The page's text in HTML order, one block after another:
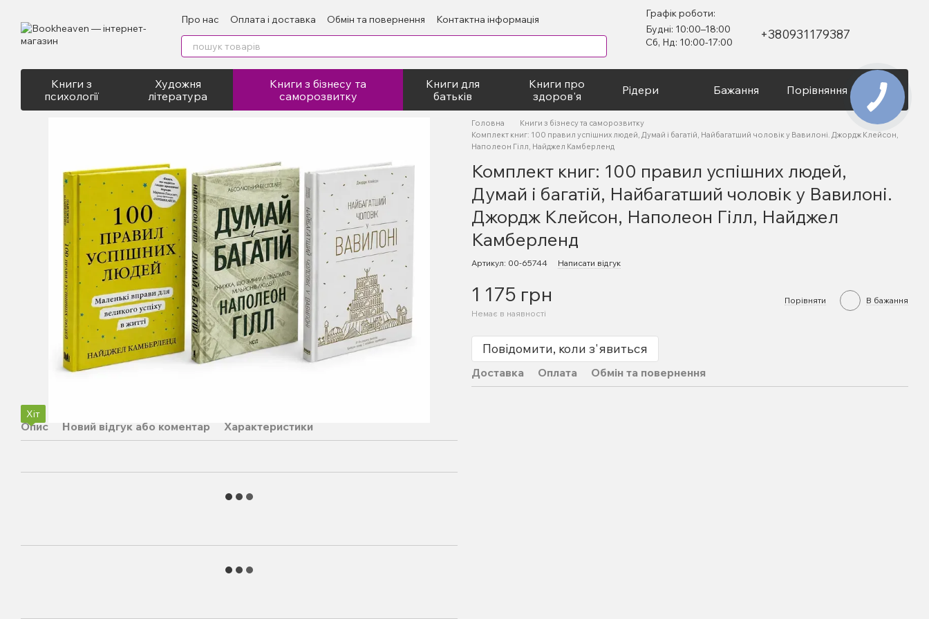
Про нас Оплата і доставка Обмін та повернення
Контактна інформація
Відгуки про магазин
Публічний договір
Графік роботи:
Будні: 10:00–18:00
Сб, Нд: 10:00-17:00
+380931179387
Книги з
психології
Художня
література
Книги з бізнесу та
саморозвитку
Книги для
батьків
Книги про
здоров'я
Рідери Бажання Порівняння Вхід
Хіт
Опис Новий відгук або коментар Характеристики
Головна
Книги з бізнесу та саморозвитку
Комплект книг: 100 правил успішних людей, Думай і багатій, Найбагатший чоловік у Вавилоні. Джордж Клейсон,
Наполеон Гілл, Найджел Камберленд
Комплект книг: 100 правил успішних людей,
Думай і багатій, Найбагатший чоловік у Вавилоні.
Джордж Клейсон, Наполеон Гілл, Найджел
Камберленд
Артикул: 00-65744 Написати відгук
1 175 грн
Немає в наявності
Порівняти В бажання
Повідомити, коли з'явиться
Доставка Оплата Обмін та повернення